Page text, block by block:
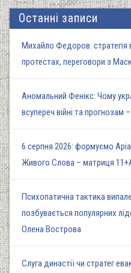
Останні записи
Михайло Федоров: стратегія
протестах, переговори з
Аномальний Фенікс: Чому
всупереч війні та прогнозам
6 серпня 2026: формуємо
Живого Слова – матриця
Психопатична тактика
позбувається популярних
Олена Вострова
Слуга династії чи стратег